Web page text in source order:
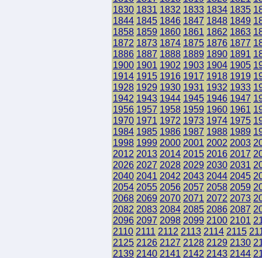
1830 1831 1832 1833 1834 1835
1844 1845 1846 1847 1848 1849
1858 1859 1860 1861 1862 1863
1872 1873 1874 1875 1876 1877
1886 1887 1888 1889 1890 1891
1900 1901 1902 1903 1904 1905
1914 1915 1916 1917 1918 1919
1928 1929 1930 1931 1932 1933
1942 1943 1944 1945 1946 1947
1956 1957 1958 1959 1960 1961
1970 1971 1972 1973 1974 1975
1984 1985 1986 1987 1988 1989
1998 1999 2000 2001 2002 2003
2012 2013 2014 2015 2016 2017
2026 2027 2028 2029 2030 2031
2040 2041 2042 2043 2044 2045
2054 2055 2056 2057 2058 2059
2068 2069 2070 2071 2072 2073
2082 2083 2084 2085 2086 2087
2096 2097 2098 2099 2100 2101
2110 2111 2112 2113 2114 2115
2125 2126 2127 2128 2129 2130
2139 2140 2141 2142 2143 2144